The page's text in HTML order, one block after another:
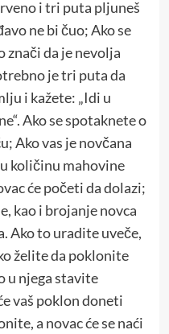
i tri puta pljuneš
ne bi čuo; Ako se
znači da je nevolja
je tri puta da
i kažete: „Idi u
Ako se spotaknete o
Ako vas je novčana
količinu mahovine
će početi da dolazi;
kao i brojanje novca
Ako to uradite uveče,
želite da poklonite
u njega stavite
vaš poklon doneti
a novac će se naći